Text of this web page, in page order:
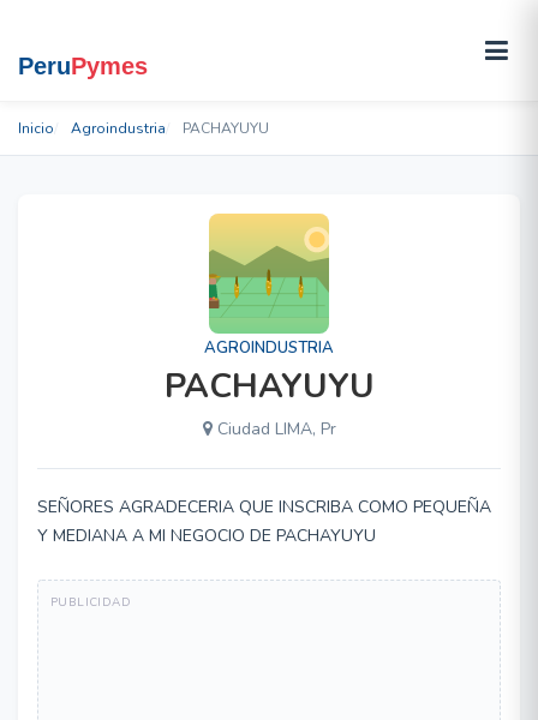
Inicio Agroindustria PACHAYUYU
AGROINDUSTRIA
PACHAYUYU
Ciudad LIMA, Pr
SEÑORES AGRADECERIA QUE INSCRIBA COMO PEQUEÑA
Y MEDIANA A MI NEGOCIO DE PACHAYUYU